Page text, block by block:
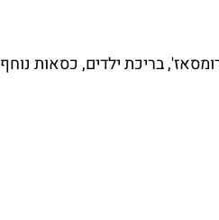
מים המתפרש על שטח של 3,000 מ"ר, כולל הידרומסאז', בריכת ילדים, כסאות נוחף